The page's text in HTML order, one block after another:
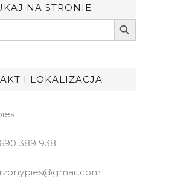
NA STRONIE
Search Button
I LOKALIZACJA
389 938